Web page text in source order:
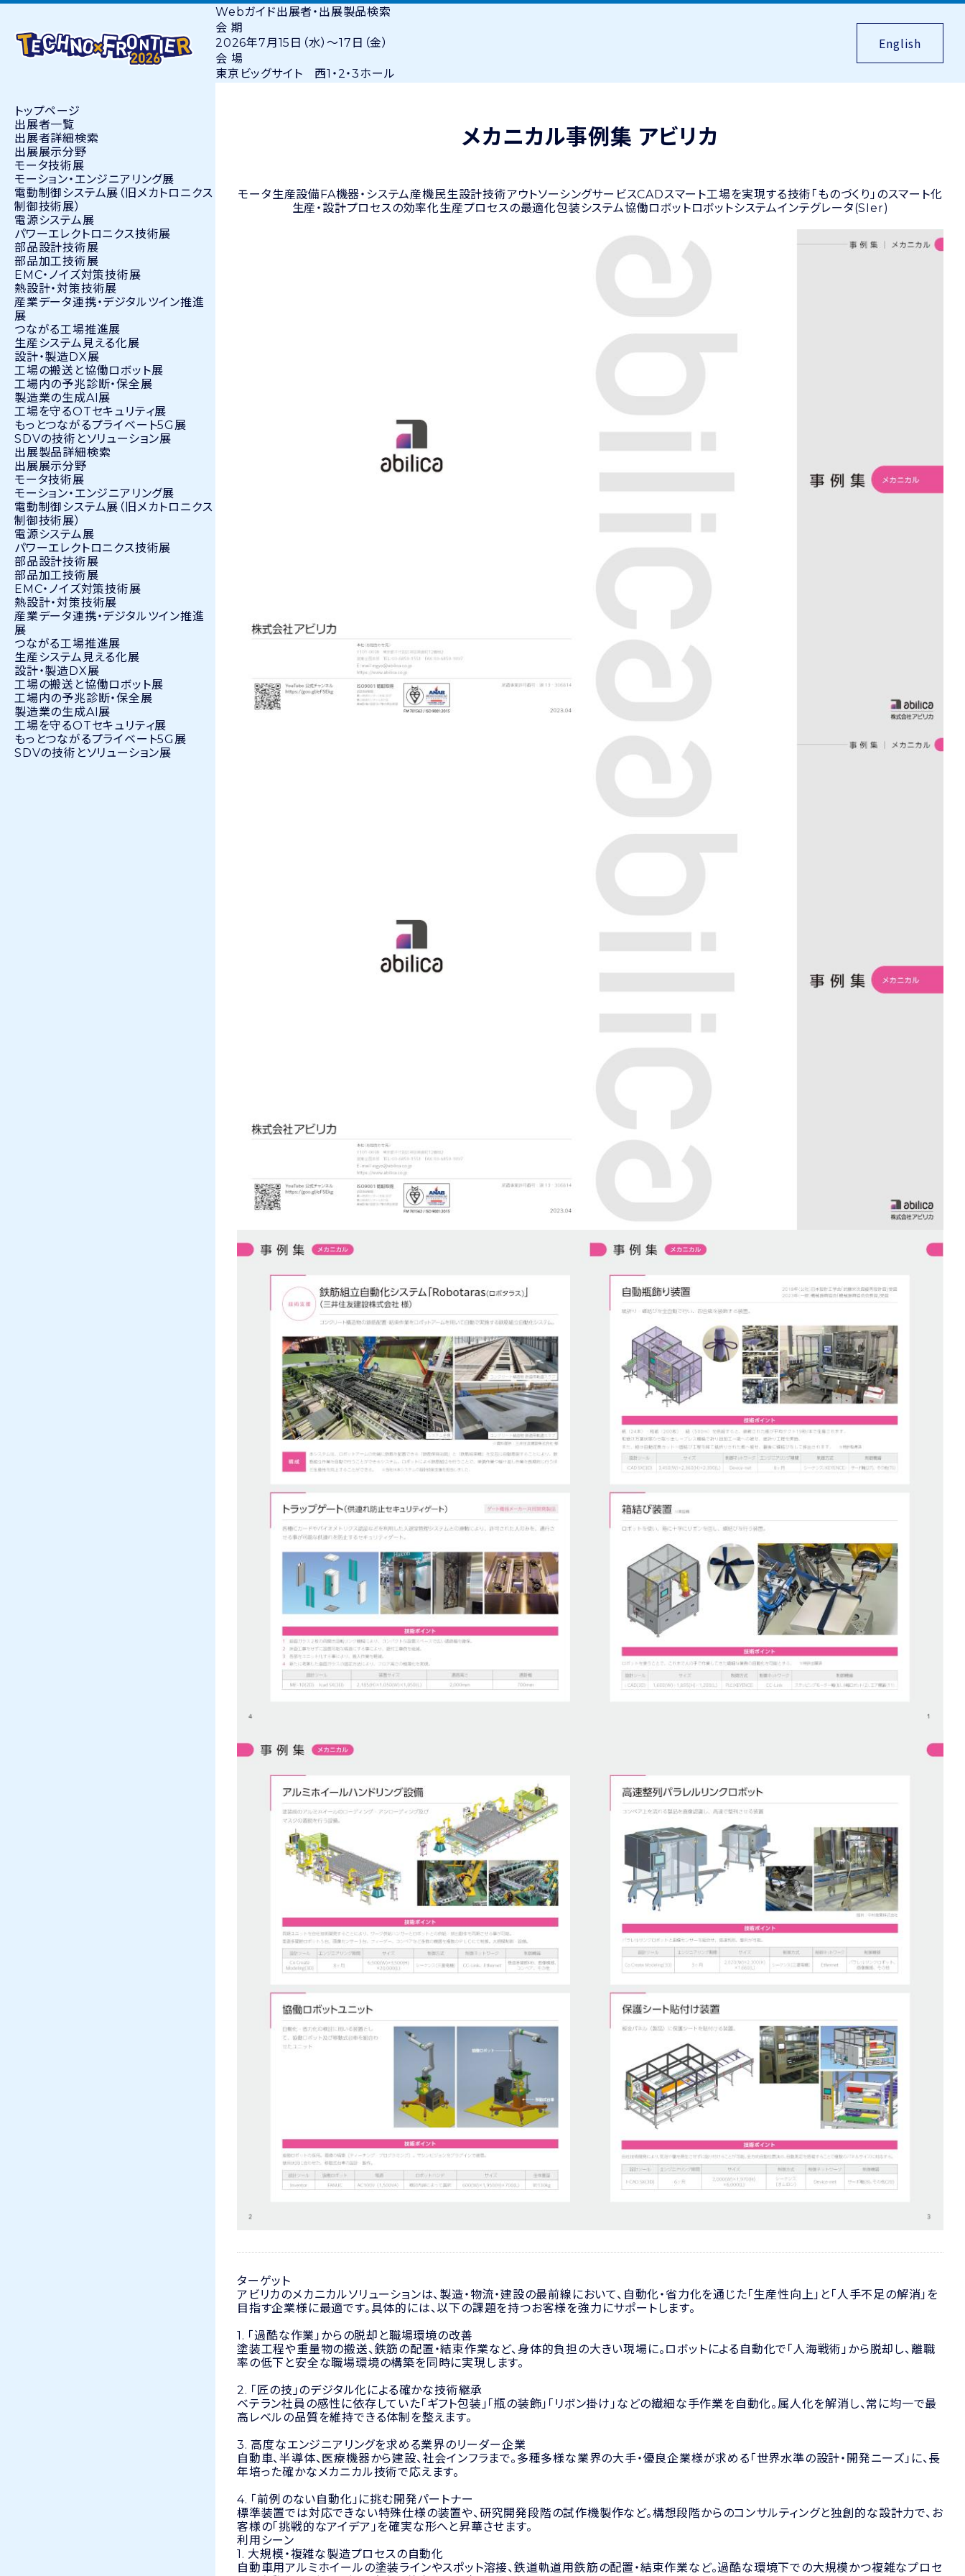
Webガイド出展者・出展製品検索
会 期
2026年7月15日（水）〜17日（金）
会 場
東京ビッグサイト 西1・2・3ホール
English
メカニカル事例集 アビリカ
モータ生産設備FA機器・システム産機民生設計技術アウトソーシングサービスCADスマート工場を実現する技術 「ものづくり」のスマート化
生産・設計プロセスの効率化生産プロセスの最適化包装システム協働ロボットロボットシステムインテグレータ(SIer)
ターゲット
アビリカのメカニカルソリューションは、製造・物流・建設の最前線において、自動化・省力化を通じた「生産性向上」と「人手不足の解消」を
目指す企業様に最適です。具体的には、以下の課題を持つお客様を強力にサポートします。
1. 「過酷な作業」からの脱却と職場環境の改善
塗装工程や重量物の搬送、鉄筋の配置・結束作業など、身体的負担の大きい現場に。ロボットによる自動化で「人海戦術」から脱却し、離職
率の低下と安全な職場環境の構築を同時に実現します。
2. 「匠の技」のデジタル化による確かな技術継承
ベテラン社員の感性に依存していた「ギフト包装」「瓶の装飾」「リボン掛け」などの繊細な手作業を自動化。属人化を解消し、常に均一で最
高レベルの品質を維持できる体制を整えます。
3. 高度なエンジニアリングを求める業界のリーダー企業
自動車、半導体、医療機器から建設、社会インフラまで。多種多様な業界の大手・優良企業様が求める「世界水準の設計・開発ニーズ」に、長
年培った確かなメカニカル技術で応えます。
4. 「前例のない自動化」に挑む開発パートナー
標準装置では対応できない特殊仕様の装置や、研究開発段階の試作機製作など。構想段階からのコンサルティングと独創的な設計力で、お
客様の「挑戦的なアイデア」を確実な形へと昇華させます。
利用シーン
1. 大規模・複雑な製造プロセスの自動化
自動車用アルミホイールの塗装ラインやスポット溶接、鉄道軌道用鉄筋の配置・結束作業など。過酷な環境下での大規模かつ複雑なプロセ
トップページ
出展者⼀覧
出展者詳細検索
出展展示分野
モータ技術展
モーション・エンジニアリング展
電動制御システム展（旧メカトロニクス
制御技術展）
電源システム展
パワーエレクトロニクス技術展
部品設計技術展
部品加工技術展
EMC・ノイズ対策技術展
熱設計・対策技術展
産業データ連携・デジタルツイン推進
展
つながる工場推進展
生産システム見える化展
設計・製造DX展
工場の搬送と協働ロボット展
工場内の予兆診断・保全展
製造業の生成AI展
工場を守るOTセキュリティ展
もっとつながるプライベート5G展
SDVの技術とソリューション展
出展製品詳細検索
出展展示分野
モータ技術展
モーション・エンジニアリング展
電動制御システム展（旧メカトロニクス
制御技術展）
電源システム展
パワーエレクトロニクス技術展
部品設計技術展
部品加工技術展
EMC・ノイズ対策技術展
熱設計・対策技術展
産業データ連携・デジタルツイン推進
展
つながる工場推進展
生産システム見える化展
設計・製造DX展
工場の搬送と協働ロボット展
工場内の予兆診断・保全展
製造業の生成AI展
工場を守るOTセキュリティ展
もっとつながるプライベート5G展
SDVの技術とソリューション展